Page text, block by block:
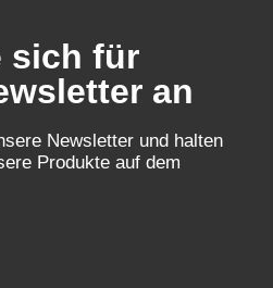
sich für
an
Newsletter und halten
Produkte auf dem